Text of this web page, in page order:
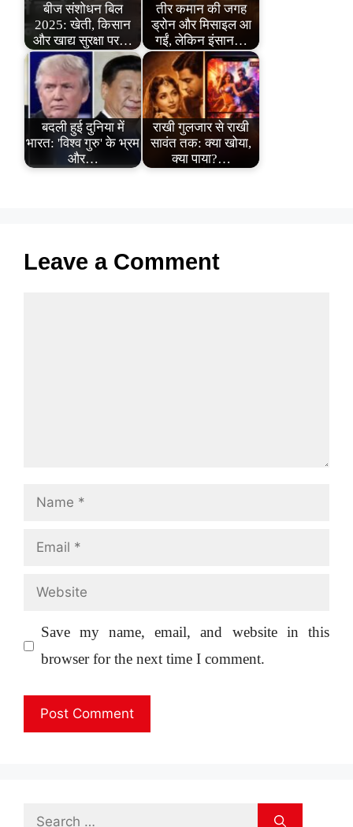
बीज संशोधन बिल
2025: खेती, किसान
और खाद्य सुरक्षा पर…
तीर कमान की जगह
ड्रोन और मिसाइल आ
गईं, लेकिन इंसान…
बदली हुई दुनिया में
भारत: 'विश्व गुरु' के भ्रम
और…
राखी गुलजार से राखी
सावंत तक: क्या खोया,
क्या पाया?…
Leave a Comment
Name
Email
Website
Save my name, email, and website in this
browser for the next time I comment.
Search